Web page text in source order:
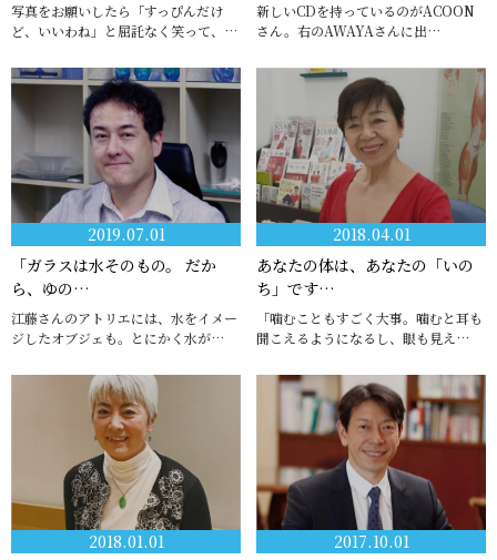
写真をお願いしたら「すっぴんだけ
ど、いいわね」と屈託なく笑って、…
新しいCDを持っているのがACOON
さん。右のAWAYAさんに出…
2019.07.01
「ガラスは水そのもの。 だか
ら、ゆの…
江藤さんのアトリエには、水をイメー
ジしたオブジェも。とにかく水が…
2018.04.01
あなたの体は、あなたの「いの
ち」です…
「噛むこともすごく大事。噛むと耳も
聞こえるようになるし、眼も見え…
2018.01.01
2017.10.01